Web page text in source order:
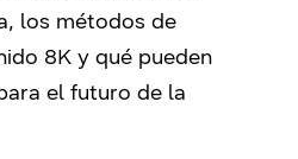
los métodos de
8K y qué pueden
el futuro de la